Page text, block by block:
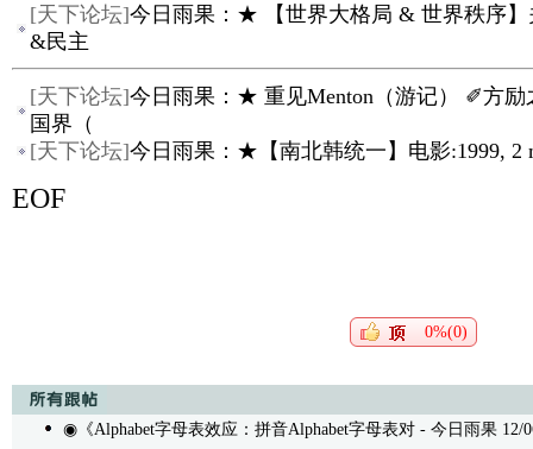
[天下论坛]今日雨果：★ 【世界大格局 & 世界秩序】
&民主
[天下论坛]今日雨果：★ 重见Menton（游记） ✐方励
国界（
[天下论坛]今日雨果：★【南北韩统一】电影:1999, 2
EOF
0%(0)
◉《Alphabet字母表效应：拼音Alphabet字母表对 - 今日雨果 12/